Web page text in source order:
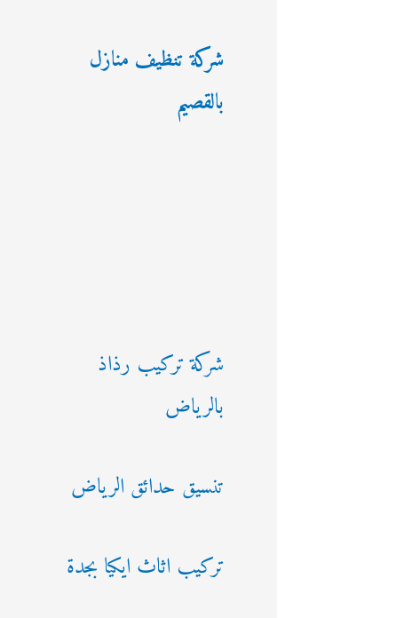
شركة تنظيف منازل
بالقصيم
شركة تركيب رذاذ
بالرياض
تنسيق حدائق الرياض
تركيب اثاث ايكيا بجدة